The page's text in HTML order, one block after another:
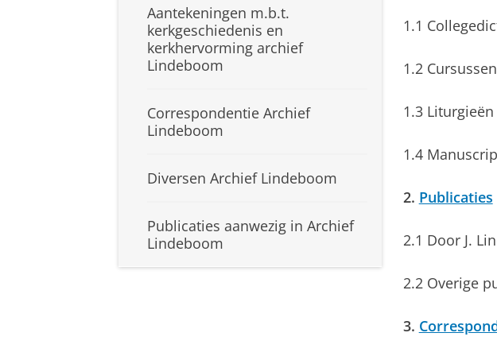
Aantekeningen m.b.t.
kerkgeschiedenis en
kerkhervorming archief
Lindeboom
Correspondentie Archief
Lindeboom
Diversen Archief Lindeboom
Publicaties aanwezig in Archief
Lindeboom
1.1
1.2
1.3
1.4
2. Publicaties
2.1 Door J.
2.2 Overige
3.